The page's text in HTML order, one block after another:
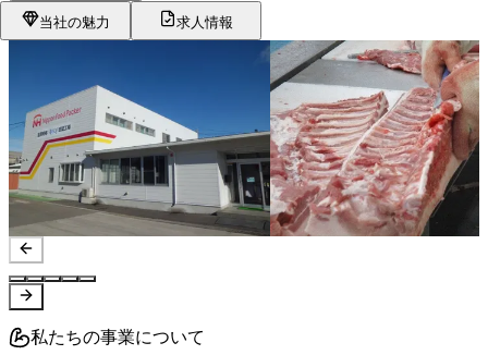
当社の魅力 求人情報
私たちの事業について